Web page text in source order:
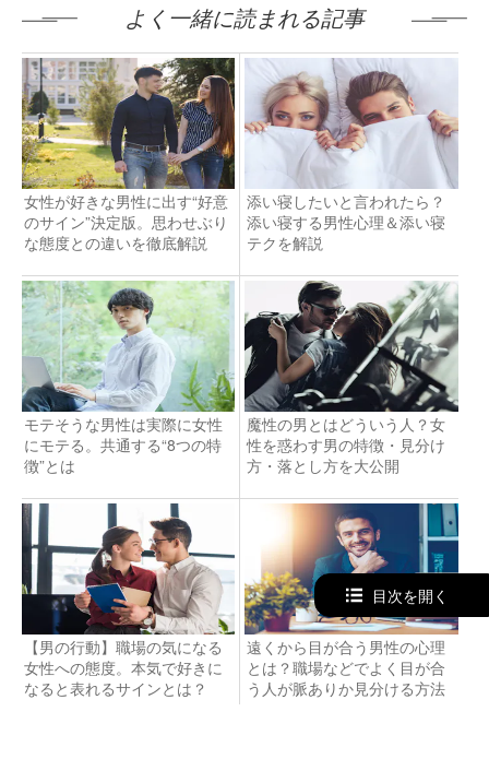
よく一緒に読まれる記事
女性が好きな男性に出す“好意
のサイン”決定版。思わせぶり
な態度との違いを徹底解説
添い寝したいと言われたら？
添い寝する男性心理＆添い寝
テクを解説
モテそうな男性は実際に女性
にモテる。共通する“8つの特
徴”とは
魔性の男とはどういう人？女
性を惑わす男の特徴・見分け
方・落とし方を大公開
【男の行動】職場の気になる
女性への態度。本気で好きに
なると表れるサインとは？
遠くから目が合う男性の心理
とは？職場などでよく目が合
う人が脈ありか見分ける方法
目次を開く